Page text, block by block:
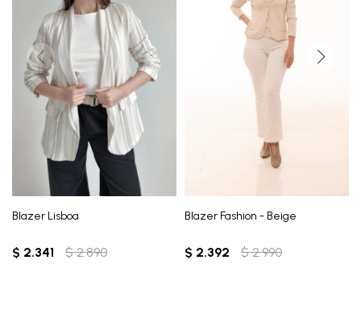
Blazer Lisboa
$ 2.341 $ 2.890
Blazer Fashion - Beige
$ 2.392 $ 2.990